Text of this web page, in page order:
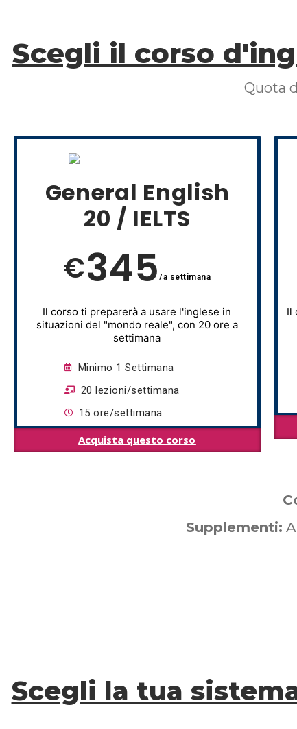
Scegli il corso
Quota
General English
20 / IELTS
€345/a settimana
Il corso ti preparerà a usare l'inglese in
situazioni del "mondo reale", con 20 ore a
settimana
Minimo 1 Settimana
20 lezioni/settimana
15 ore/settimana
Acquista questo corso
Il
Supplementi:
Scegli la tua